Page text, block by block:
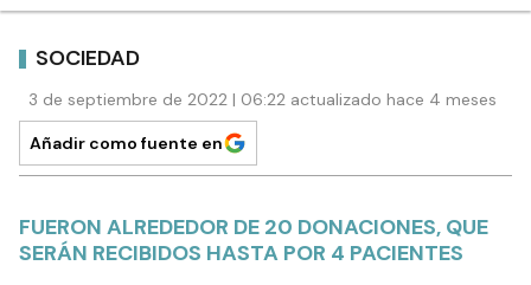
SOCIEDAD
3 de septiembre de 2022 | 06:22 actualizado hace 4 meses
Añadir como fuente en
FUERON ALREDEDOR DE 20 DONACIONES, QUE
SERÁN RECIBIDOS HASTA POR 4 PACIENTES